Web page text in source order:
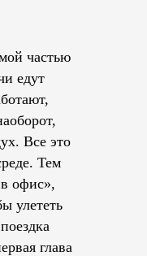
частью
едут
Все это
Тем
офис»,
улететь
глава